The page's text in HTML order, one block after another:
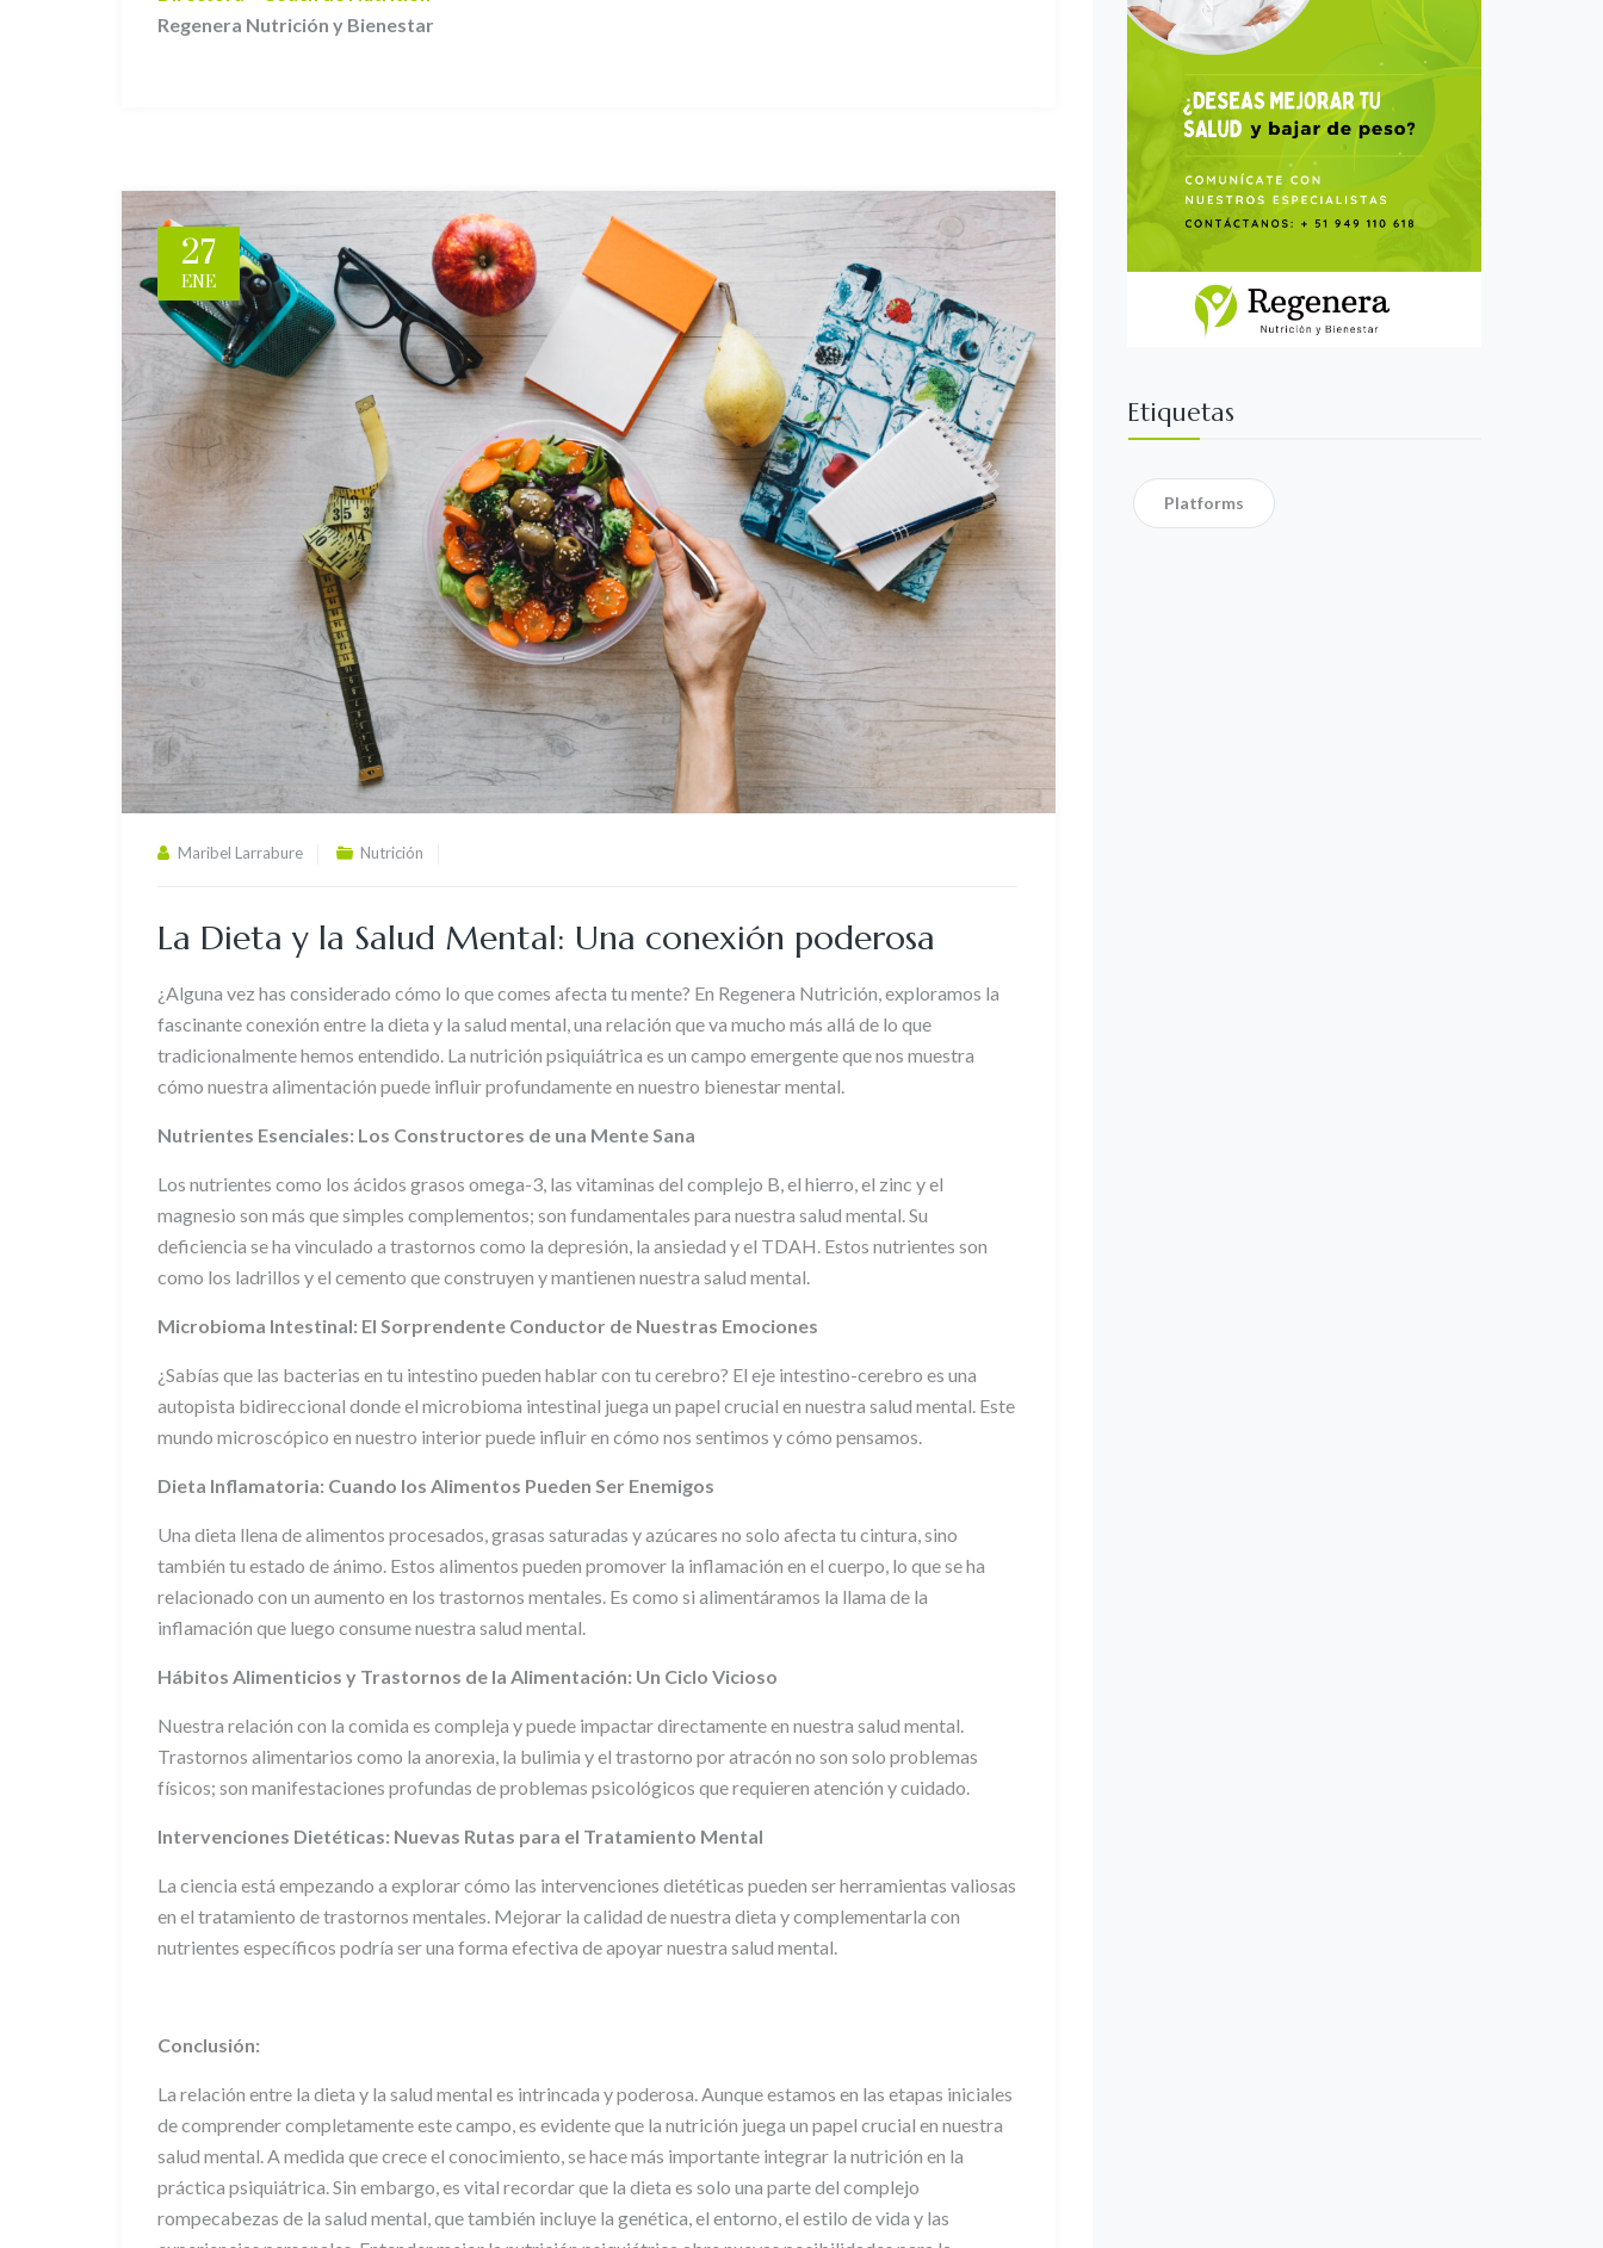
Regenera Nutrición y Bienestar
27
ENE
Maribel Larrabure Nutrición
La Dieta y la Salud Mental: Una conexión poderosa
¿Alguna vez has considerado cómo lo que comes afecta tu mente? En Regenera Nutrición, exploramos la
fascinante conexión entre la dieta y la salud mental, una relación que va mucho más allá de lo que
tradicionalmente hemos entendido. La nutrición psiquiátrica es un campo emergente que nos muestra
cómo nuestra alimentación puede influir profundamente en nuestro bienestar mental.
Nutrientes Esenciales: Los Constructores de una Mente Sana
Los nutrientes como los ácidos grasos omega-3, las vitaminas del complejo B, el hierro, el zinc y el
magnesio son más que simples complementos; son fundamentales para nuestra salud mental. Su
deficiencia se ha vinculado a trastornos como la depresión, la ansiedad y el TDAH. Estos nutrientes son
como los ladrillos y el cemento que construyen y mantienen nuestra salud mental.
Microbioma Intestinal: El Sorprendente Conductor de Nuestras Emociones
¿Sabías que las bacterias en tu intestino pueden hablar con tu cerebro? El eje intestino-cerebro es una
autopista bidireccional donde el microbioma intestinal juega un papel crucial en nuestra salud mental. Este
mundo microscópico en nuestro interior puede influir en cómo nos sentimos y cómo pensamos.
Dieta Inflamatoria: Cuando los Alimentos Pueden Ser Enemigos
Una dieta llena de alimentos procesados, grasas saturadas y azúcares no solo afecta tu cintura, sino
también tu estado de ánimo. Estos alimentos pueden promover la inflamación en el cuerpo, lo que se ha
relacionado con un aumento en los trastornos mentales. Es como si alimentáramos la llama de la
inflamación que luego consume nuestra salud mental.
Hábitos Alimenticios y Trastornos de la Alimentación: Un Ciclo Vicioso
Nuestra relación con la comida es compleja y puede impactar directamente en nuestra salud mental.
Trastornos alimentarios como la anorexia, la bulimia y el trastorno por atracón no son solo problemas
físicos; son manifestaciones profundas de problemas psicológicos que requieren atención y cuidado.
Intervenciones Dietéticas: Nuevas Rutas para el Tratamiento Mental
La ciencia está empezando a explorar cómo las intervenciones dietéticas pueden ser herramientas valiosas
en el tratamiento de trastornos mentales. Mejorar la calidad de nuestra dieta y complementarla con
nutrientes específicos podría ser una forma efectiva de apoyar nuestra salud mental.
Conclusión:
La relación entre la dieta y la salud mental es intrincada y poderosa. Aunque estamos en las etapas iniciales
de comprender completamente este campo, es evidente que la nutrición juega un papel crucial en nuestra
salud mental. A medida que crece el conocimiento, se hace más importante integrar la nutrición en la
práctica psiquiátrica. Sin embargo, es vital recordar que la dieta es solo una parte del complejo
rompecabezas de la salud mental, que también incluye la genética, el entorno, el estilo de vida y las
Etiquetas
Platforms